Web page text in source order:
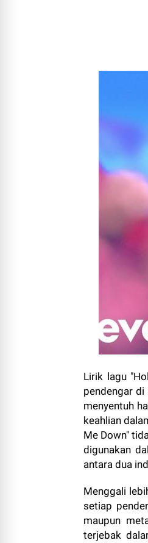
Lirik lagu
pendengar di
menyentuh
keahlian
Me Down"
digunakan
antara dua
Menggali
setiap
maupun
terjebak